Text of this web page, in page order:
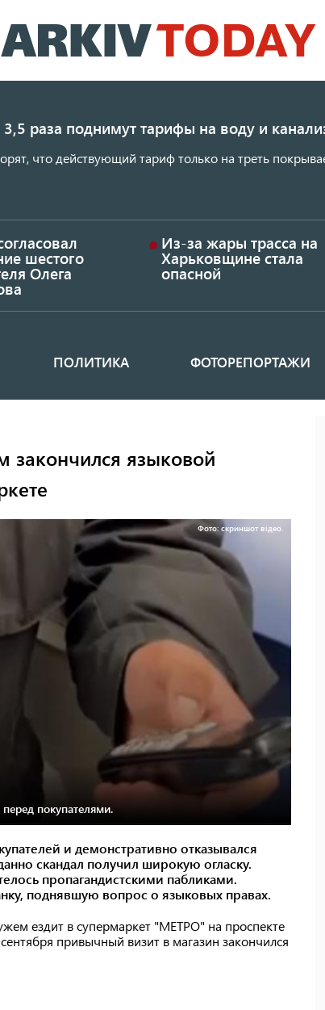
к
основному
3,5 раза поднимут тарифы на воду и
что действующий тариф только на треть
шестого
Олега
Из-за жары трасса на
Харьковщине стала
опасной
ПОЛИТИКА ФОТОРЕПОРТАЖИ
языковой
Фото: скриншот відео.
покупателями.
и демонстративно отказывался
скандал получил широкую огласку.
пропагандистскими пабликами.
поднявшую вопрос о языковых правах.
ездит в супермаркет "МЕТРО" на проспекте
привычный визит в магазин закончился